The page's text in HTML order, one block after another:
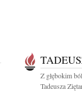
Z głębokim
Tadeusza